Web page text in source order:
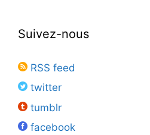
Suivez-nous
RSS feed
twitter
tumblr
facebook